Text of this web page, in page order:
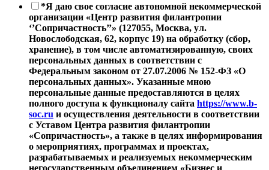
*Я даю свое согласие автономной некоммерческой
организации «Центр развития филантропии
‘’Сопричастность’’» (127055, Москва, ул.
Новослободская, 62, корпус 19) на обработку (сбор,
хранение), в том числе автоматизированную, своих
персональных данных в соответствии с
Федеральным законом от 27.07.2006 № 152-ФЗ «О
персональных данных». Указанные мною
персональные данные предоставляются в целях
полного доступа к функционалу сайта https://www.b-
soc.ru и осуществления деятельности в соответствии
с Уставом Центра развития филантропии
«Сопричастность», а также в целях информирования
о мероприятиях, программах и проектах,
разрабатываемых и реализуемых некоммерческим
негосударственным объединением «Бизнес и